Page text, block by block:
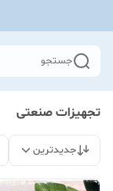
جستجو
تجهیزات صنعتی
جدیدترین